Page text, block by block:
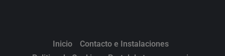
Inicio
Contacto e Instalaciones